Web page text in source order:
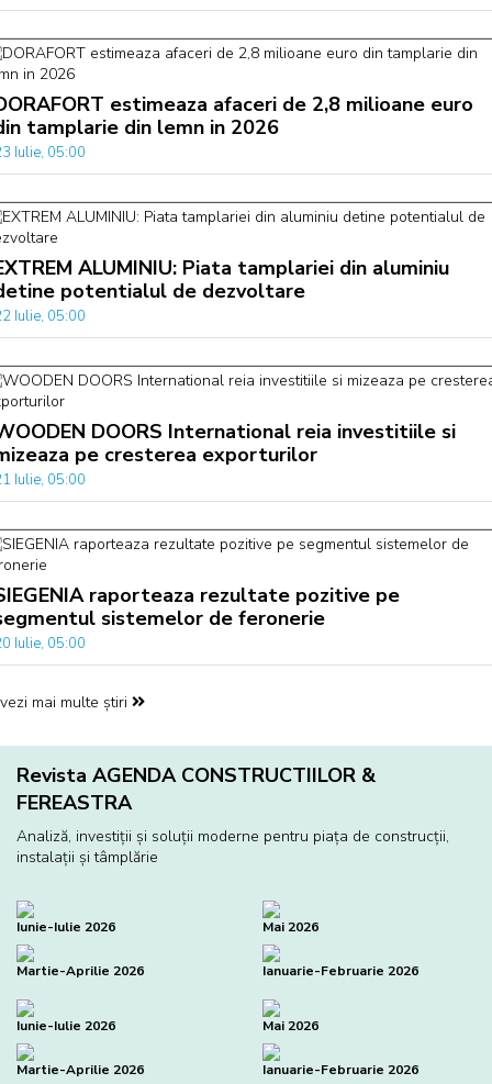
estimeaza afaceri de 2,8 milioane euro
tamplarie din lemn in 2026
Iulie, 05:00
ALUMINIU: Piata tamplariei din aluminiu
potentialul de dezvoltare
Iulie, 05:00
DOORS International reia investitiile si
pe cresterea exporturilor
Iulie, 05:00
raporteaza rezultate pozitive pe
sistemelor de feronerie
Iulie, 05:00
vezi mai multe știri
Revista AGENDA CONSTRUCTIILOR &
FEREASTRA
Analiză, investiţii și soluţii moderne pentru piaţa de construcţii,
instalaţii și tâmplărie
Iunie-Iulie 2026 Mai 2026
Martie-Aprilie 2026 Ianuarie-Februarie 2026
Iunie-Iulie 2026 Mai 2026
Martie-Aprilie 2026 Ianuarie-Februarie 2026